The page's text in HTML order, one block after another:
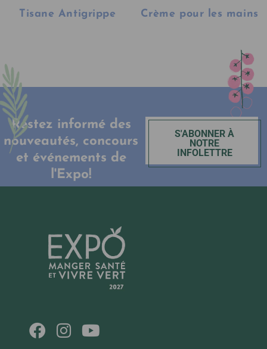
Tisane Antigrippe Crème pour les mains
Restez informé des
nouveautés, concours
et événements de
l'Expo!
S'ABONNER À
NOTRE
INFOLETTRE